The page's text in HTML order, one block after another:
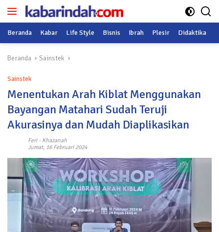
Langsung
Beranda Kabar Life Style Bisnis Ibrah Plesir Didaktika
Beranda Sainstek
Sainstek
Menentukan Arah Kiblat Menggunakan
Bayangan Matahari Sudah Teruji
Akurasinya dan Mudah Diaplikasikan
Feri- Khazanah
Jumat, 16 Februari 2024